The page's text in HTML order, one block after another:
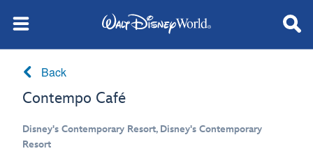
Back
Contempo Café
Disney's Contemporary Resort, Disney's Contemporary
Resort